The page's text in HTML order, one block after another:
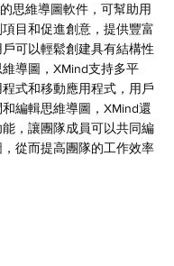
思維導圖軟件，可幫助用
目和促進創意，提供豐富
可以輕鬆創建具有結構性
導圖，XMind支持多平
式和移動應用程式，用戶
編輯思維導圖，XMind還
，讓團隊成員可以共同編
從而提高團隊的工作效率